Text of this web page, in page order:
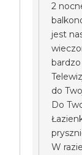
2
jest
do
Do
W